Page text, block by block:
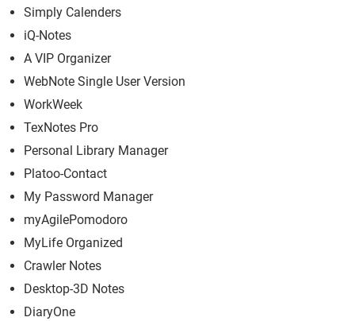
Simply Calenders
iQ-Notes
A VIP Organizer
WebNote Single User Version
WorkWeek
TexNotes Pro
Personal Library Manager
Platoo-Contact
My Password Manager
myAgilePomodoro
MyLife Organized
Crawler Notes
Desktop-3D Notes
DiaryOne